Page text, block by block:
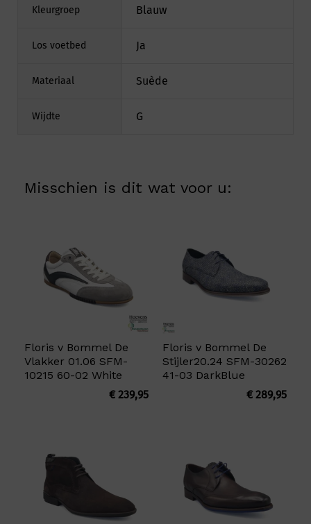
Kleurgroep Blauw
Los voetbed Ja
Materiaal Suède
Wijdte G
Misschien is dit wat voor u:
Floris v Bommel De
Vlakker 01.06 SFM-
10215 60-02 White
€239,95
Floris v Bommel De
Stijler20.24 SFM-30262
41-03 DarkBlue
€289,95